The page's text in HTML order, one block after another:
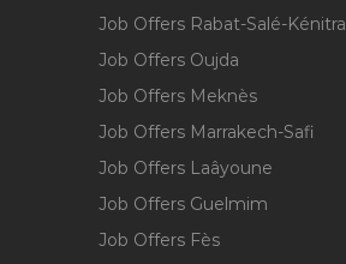
Job Offers Rabat-Salé-Kénitra
Job Offers Oujda
Job Offers Meknès
Job Offers Marrakech-Safi
Job Offers Laâyoune
Job Offers Guelmim
Job Offers Fès